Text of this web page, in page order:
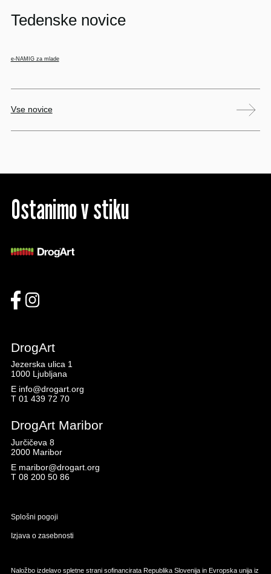
Tedenske novice
e-NAMIG za mlade
Vse novice
Ostanimo v stiku
DrogArt
Jezerska ulica 1
1000 Ljubljana
E info@drogart.org
T 01 439 72 70
DrogArt Maribor
Jurčičeva 8
2000 Maribor
E maribor@drogart.org
T 08 200 50 86
Splošni pogoji
Izjava o zasebnosti
Naložbo izdelavo spletne strani sofinancirata Republika Slovenija in Evropska unija iz